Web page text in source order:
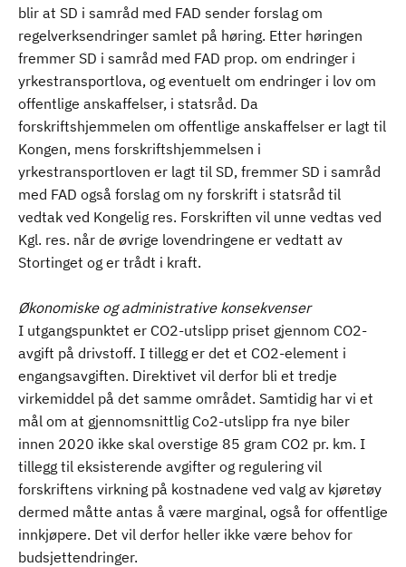
blir at SD i samråd med FAD sender forslag om
regelverksendringer samlet på høring. Etter høringen
fremmer SD i samråd med FAD prop. om endringer i
yrkestransportlova, og eventuelt om endringer i lov om
offentlige anskaffelser, i statsråd. Da
forskriftshjemmelen om offentlige anskaffelser er lagt til
Kongen, mens forskriftshjemmelsen i
yrkestransportloven er lagt til SD, fremmer SD i samråd
med FAD også forslag om ny forskrift i statsråd til
vedtak ved Kongelig res. Forskriften vil unne vedtas ved
Kgl. res. når de øvrige lovendringene er vedtatt av
Stortinget og er trådt i kraft.
Økonomiske og administrative konsekvenser
I utgangspunktet er CO2-utslipp priset gjennom CO2-
avgift på drivstoff. I tillegg er det et CO2-element i
engangsavgiften. Direktivet vil derfor bli et tredje
virkemiddel på det samme området. Samtidig har vi et
mål om at gjennomsnittlig Co2-utslipp fra nye biler
innen 2020 ikke skal overstige 85 gram CO2 pr. km. I
tillegg til eksisterende avgifter og regulering vil
forskriftens virkning på kostnadene ved valg av kjøretøy
dermed måtte antas å være marginal, også for offentlige
innkjøpere. Det vil derfor heller ikke være behov for
budsjettendringer.